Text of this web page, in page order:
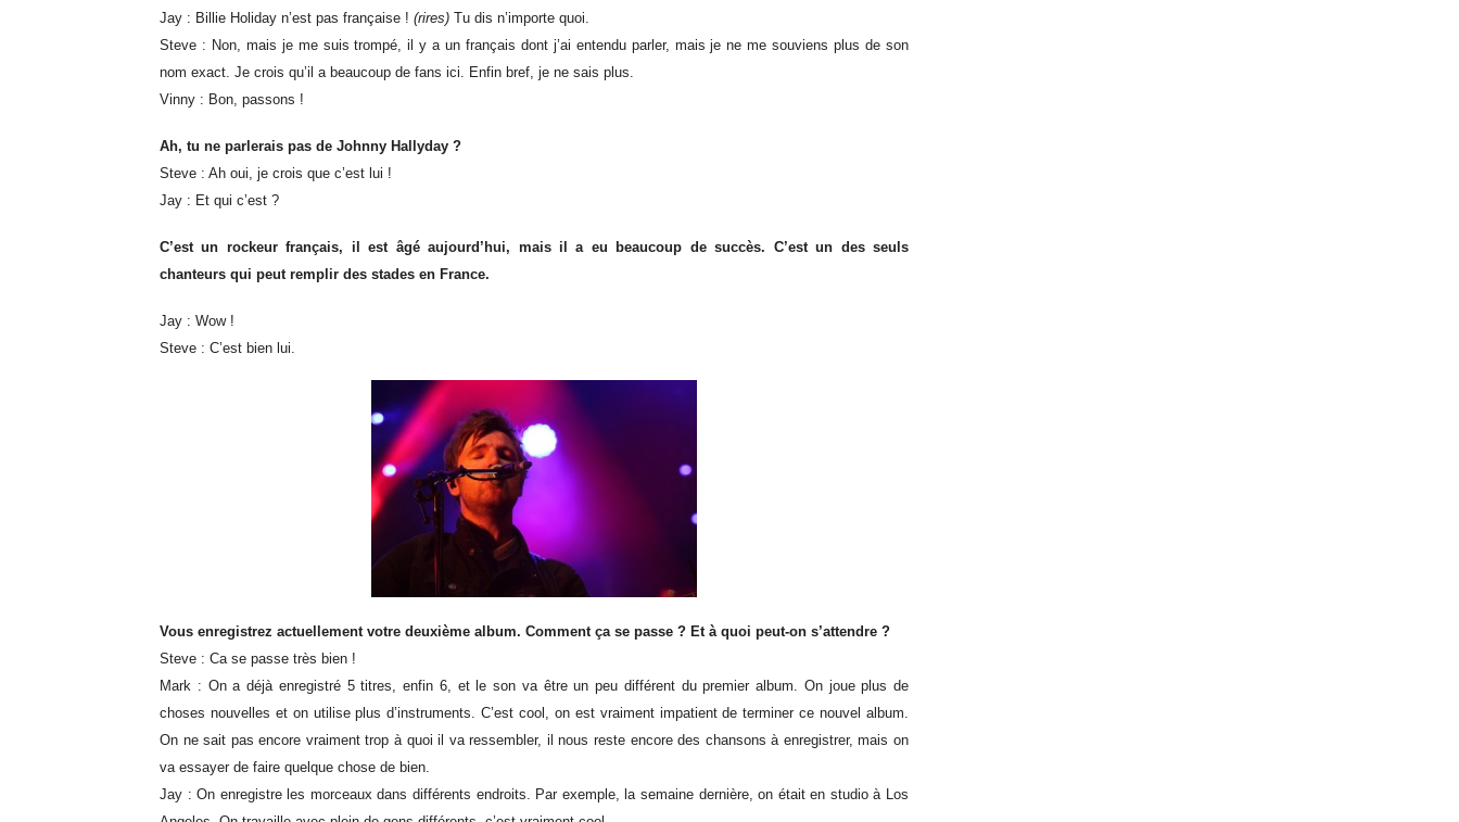
Jay : Billie Holiday n’est pas française ! (rires) Tu dis n’importe quoi.
Steve : Non, mais je me suis trompé, il y a un français dont j’ai entendu parler, mais je ne me souviens plus de son
nom exact. Je crois qu’il a beaucoup de fans ici. Enfin bref, je ne sais plus.
Vinny : Bon, passons !
Ah, tu ne parlerais pas de Johnny Hallyday ?
Steve : Ah oui, je crois que c’est lui !
Jay : Et qui c’est ?
C’est un rockeur français, il est âgé aujourd’hui, mais il a eu beaucoup de succès. C’est un des seuls
chanteurs qui peut remplir des stades en France.
Jay : Wow !
Steve : C’est bien lui.
Vous enregistrez actuellement votre deuxième album. Comment ça se passe ? Et à quoi peut-on s’attendre ?
Steve : Ca se passe très bien !
Mark : On a déjà enregistré 5 titres, enfin 6, et le son va être un peu différent du premier album. On joue plus de
choses nouvelles et on utilise plus d’instruments. C’est cool, on est vraiment impatient de terminer ce nouvel album.
On ne sait pas encore vraiment trop à quoi il va ressembler, il nous reste encore des chansons à enregistrer, mais on
va essayer de faire quelque chose de bien.
Jay : On enregistre les morceaux dans différents endroits. Par exemple, la semaine dernière, on était en studio à Los